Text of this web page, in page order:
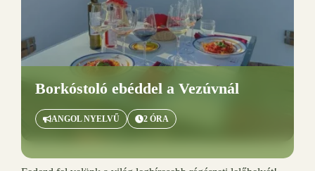
Borkóstoló ebéddel a Vezúvnál
ANGOL NYELVŰ 2 ÓRA